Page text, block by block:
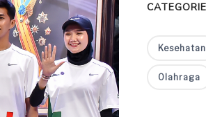
Kesehatan
Olahraga